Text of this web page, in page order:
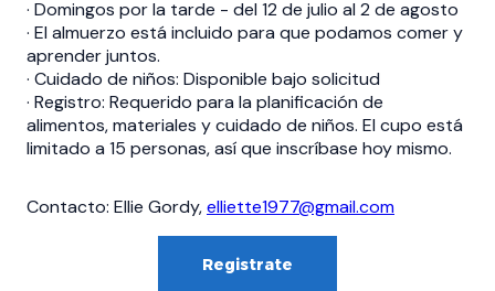
· Domingos por la tarde - del 12 de julio al 2 de agosto
· El almuerzo está incluido para que podamos comer y
aprender juntos.
· Cuidado de niños: Disponible bajo solicitud
· Registro: Requerido para la planificación de
alimentos, materiales y cuidado de niños. El cupo está
limitado a 15 personas, así que inscríbase hoy mismo.
Contacto: Ellie Gordy,elliette1977@gmail.com
Registrate